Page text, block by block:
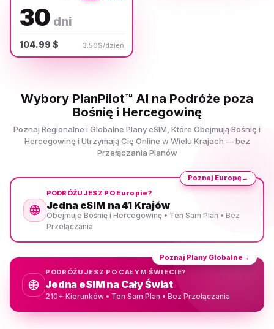
30 dni
104.99 $ 3.50$/dzień
Wybory PlanPilot™ AI na Podróże poza
Bośnię i Hercegowinę
Poznaj Regionalne i Globalne Plany eSIM, Które Obejmują Bośnię i
Hercegowinę i Utrzymają Cię Online w Wielu Krajach — bez
Przełączania Planów
PODRÓŻUJESZ PO Europie?
Jedna eSIM na 41 Krajów
Obejmuje Bośnię i Hercegowinę • Ten Sam Plan • Bez
Przełączania
Poznaj Europę→
PODRÓŻUJESZ PO CAŁYM ŚWIECIE?
Jedna eSIM na Cały Świat
210+ Kierunków • Ten Sam Plan • Bez Przełączania
Poznaj Plany Globalne →